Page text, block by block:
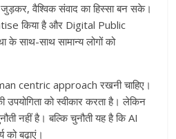
जुड़कर, वैश्विक संवाद का हिस्सा बन सके।
किया है और Digital Public
साथ-साथ सामान्य लोगों को
centric approach रखनी चाहिए।
को स्वीकार करता है। लेकिन
नहीं है। बल्कि चुनौती यह है कि AI
को बढ़ाएं।